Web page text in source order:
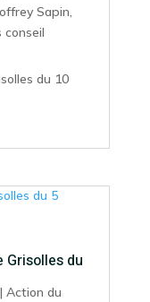
Sapin,
conseil
du 10
Grisolles du
| Action du